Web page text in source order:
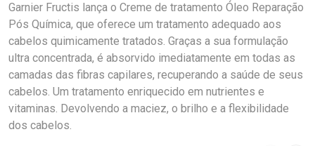
Garnier Fructis lança o Creme de tratamento Óleo Reparação
Pós Química, que oferece um tratamento adequado aos
cabelos quimicamente tratados. Graças a sua formulação
ultra concentrada, é absorvido imediatamente em todas as
camadas das fibras capilares, recuperando a saúde de seus
cabelos. Um tratamento enriquecido em nutrientes e
vitaminas. Devolvendo a maciez, o brilho e a flexibilidade
dos cabelos.